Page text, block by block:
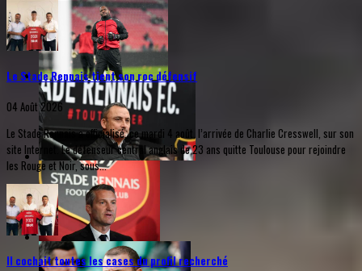
Le Stade Rennais tient son roc défensif
04 Août 2026
Le Stade Rennais a officialisé, ce mardi 4 août, l’arrivée de Charlie Cresswell, sur son
site Internet. Le défenseur central anglais de 23 ans quitte Toulouse pour rejoindre
les Rouge et Noir, sous...
Il cochait toutes les cases du profil recherché